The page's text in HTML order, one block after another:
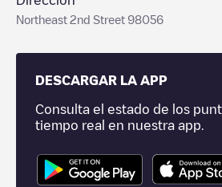
Northeast 2nd Street 98056
DESCARGAR LA APP
Consulta el estado de los
tiempo real en nuestra app.